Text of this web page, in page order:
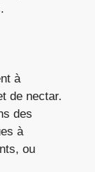
à
de nectar.
des
à
ou